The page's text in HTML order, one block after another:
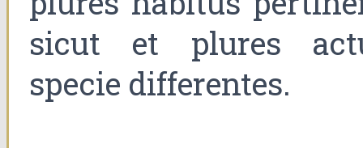
sicut et plures
specie differentes.